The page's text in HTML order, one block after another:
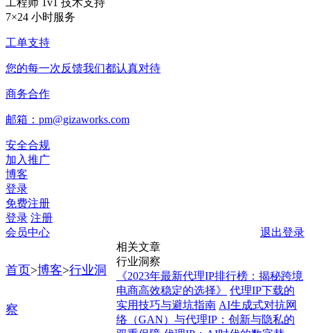
工程师 1v1 技术支持
7×24 小时服务
工单支持
您的每一次反馈我们都认真对待
商务合作
邮箱：pm@gizaworks.com
安全合规
加入推广
博客
登录
免费注册
登录 注册
会员中心
退出登录
首页>博客>行业洞
察
相关文章
行业洞察
《2023年最新代理IP排行榜：揭秘跨境
电商高效稳定的选择》
代理IP下载的
实用技巧与避坑指南 AI生成式对抗网
络（GAN）与代理IP：创新与隐私的